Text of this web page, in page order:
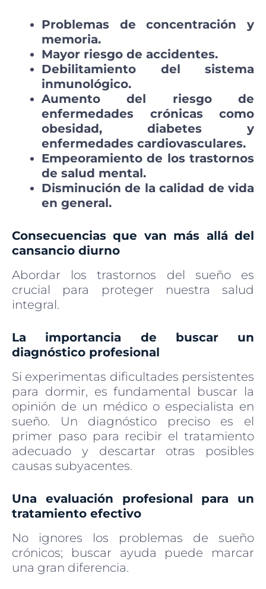
Problemas de concentración y
memoria.
Mayor riesgo de accidentes.
Debilitamiento del sistema
inmunológico.
Aumento del riesgo de
enfermedades crónicas como
obesidad, diabetes y
enfermedades cardiovasculares.
Empeoramiento de los trastornos
de salud mental.
Disminución de la calidad de vida
en general.
Consecuencias que van más allá del
cansancio diurno
Abordar los trastornos del sueño es
crucial para proteger nuestra salud
integral.
La importancia de buscar un
diagnóstico profesional
Si experimentas dificultades persistentes
para dormir, es fundamental buscar la
opinión de un médico o especialista en
sueño. Un diagnóstico preciso es el
primer paso para recibir el tratamiento
adecuado y descartar otras posibles
causas subyacentes.
Una evaluación profesional para un
tratamiento efectivo
No ignores los problemas de sueño
crónicos; buscar ayuda puede marcar
una gran diferencia.